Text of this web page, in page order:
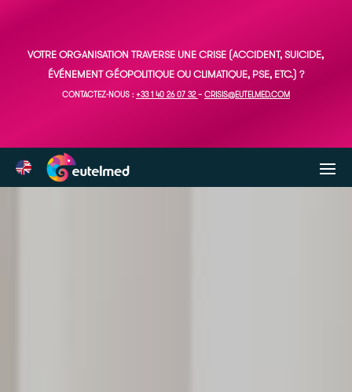
VOTRE ORGANISATION TRAVERSE UNE CRISE (ACCIDENT, SUICIDE,
ÉVÉNEMENT GÉOPOLITIQUE OU CLIMATIQUE, PSE, ETC.) ?
CONTACTEZ-NOUS : +33 1 40 26 07 32 – CRISIS@EUTELMED.COM